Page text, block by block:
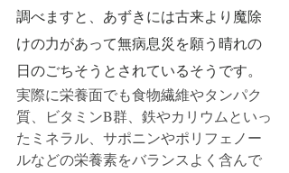
調べますと、あずきには古来より魔除
けの力があって無病息災を願う晴れの
日のごちそうとされているそうです。
実際に栄養面でも食物繊維やタンパク
質、ビタミンB群、鉄やカリウムといっ
たミネラル、サポニンやポリフェノー
ルなどの栄養素をバランスよく含んで